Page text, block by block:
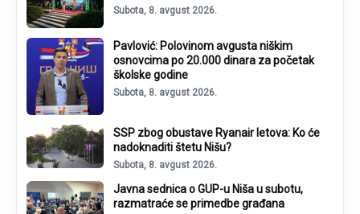
Subota, 8. avgust 2026.
Pavlović: Polovinom avgusta niškim
osnovcima po 20.000 dinara za početak
školske godine
Subota, 8. avgust 2026.
SSP zbog obustave Ryanair letova: Ko će
nadoknaditi štetu Nišu?
Subota, 8. avgust 2026.
Javna sednica o GUP-u Niša u subotu,
razmatraće se primedbe građana